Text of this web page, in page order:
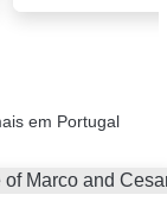
em Portugal